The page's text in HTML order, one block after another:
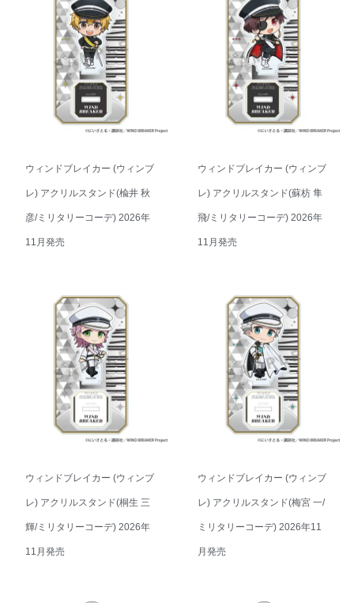
ウィンドブレイカー (ウィンブ
レ) アクリルスタンド(楡井 秋
彦/ミリタリーコーデ) 2026年
11月発売
ウィンドブレイカー (ウィンブ
レ) アクリルスタンド(蘇枋 隼
飛/ミリタリーコーデ) 2026年
11月発売
ウィンドブレイカー (ウィンブ
レ) アクリルスタンド(桐生 三
輝/ミリタリーコーデ) 2026年
11月発売
ウィンドブレイカー (ウィンブ
レ) アクリルスタンド(梅宮 一/
ミリタリーコーデ) 2026年11
月発売